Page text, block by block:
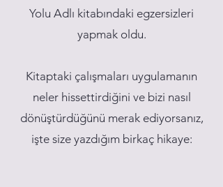
Yolu Adlı kitabındaki egzersizleri
yapmak oldu.
Kitaptaki çalışmaları uygulamanın
neler hissettirdiğini ve bizi nasıl
dönüştürdüğünü merak ediyorsanız,
işte size yazdığım birkaç hikaye: